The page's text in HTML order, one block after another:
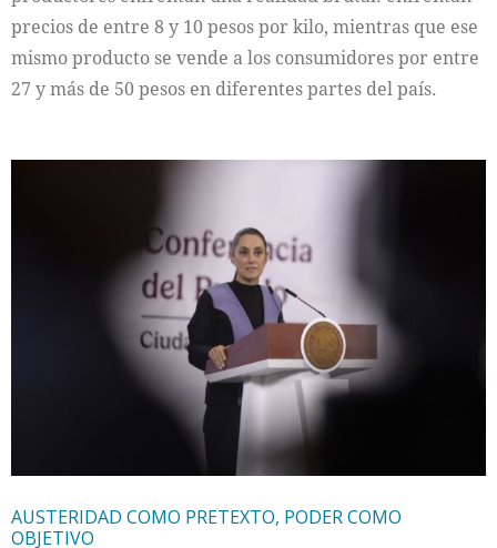
precios de entre 8 y 10 pesos por kilo, mientras que ese
mismo producto se vende a los consumidores por entre
27 y más de 50 pesos en diferentes partes del país.
AUSTERIDAD COMO PRETEXTO, PODER COMO
OBJETIVO